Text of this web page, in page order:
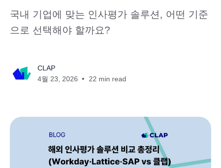
국내 기업에 맞는 인사평가 솔루션, 어떤 기준
으로 선택해야 할까요?
CLAP
4월 23, 2026
22 min read